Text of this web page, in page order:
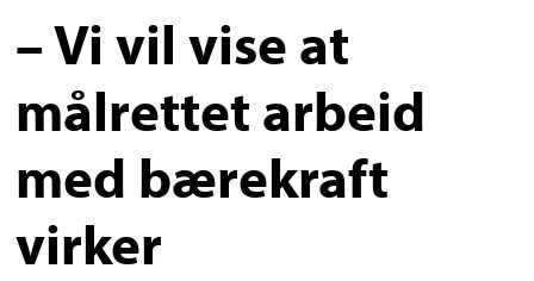
– Vi vil vise at
målrettet arbeid
med bærekraft
virker